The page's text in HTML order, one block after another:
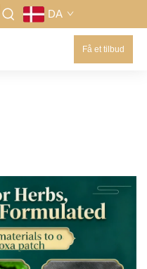
DA
Få et tilbud